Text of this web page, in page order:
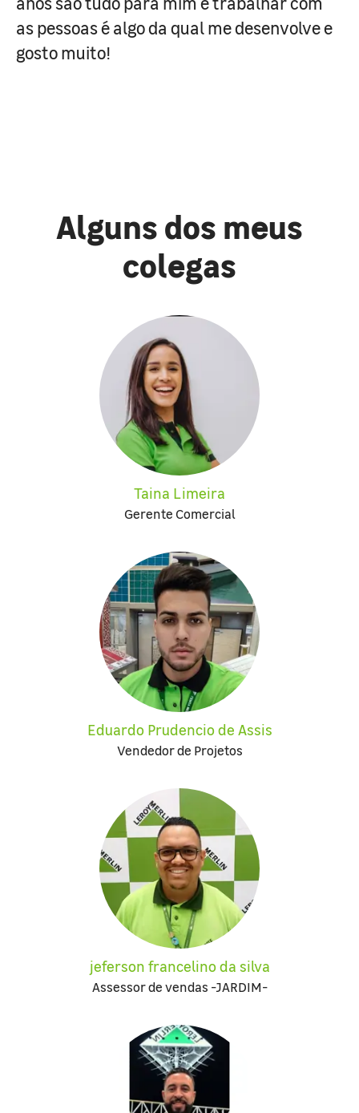
as pessoas é algo da qual me desenvolve e
gosto muito!
Alguns dos meus
colegas
Taina Limeira
Gerente Comercial
Eduardo Prudencio de Assis
Vendedor de Projetos
jeferson francelino da silva
Assessor de vendas -JARDIM-